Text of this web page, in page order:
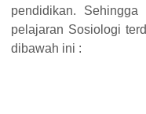
pendidikan.
pelajaran Sosiologi
dibawah ini :